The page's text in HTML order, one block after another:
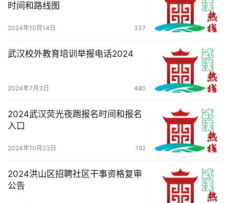
时间和路线图
2024年10月14日 337
武汉校外教育培训举报电话2024
2024年7月3日 480
2024武汉荧光夜跑报名时间和报名
入口
2024年10月23日 192
2024洪山区招聘社区干事资格复审
公告